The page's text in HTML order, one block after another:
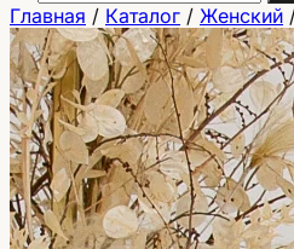
Главная / Каталог / Женский